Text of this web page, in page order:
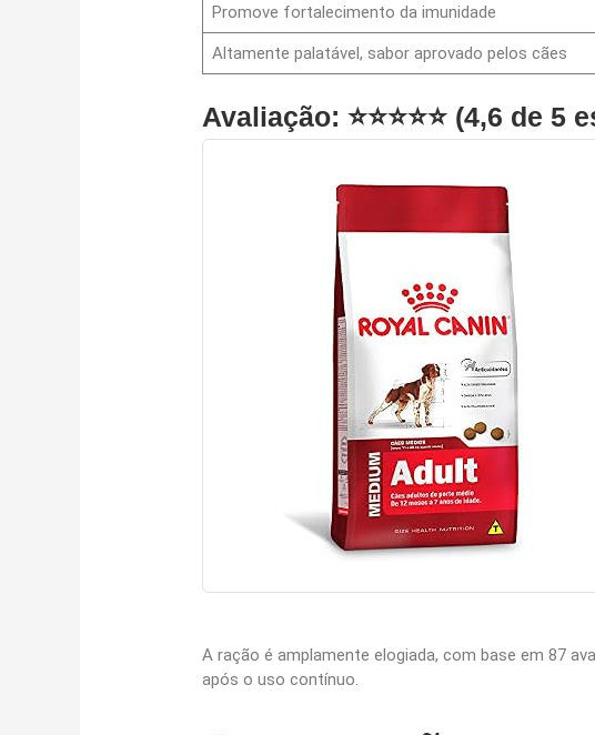
Promove fortalecimento da imunidade
Altamente palatável, sabor aprovado pelos cães
Avaliação: ⭐⭐⭐⭐⭐ (4,6 de 5
A ração é amplamente elogiada, com base em 87
após o uso contínuo.